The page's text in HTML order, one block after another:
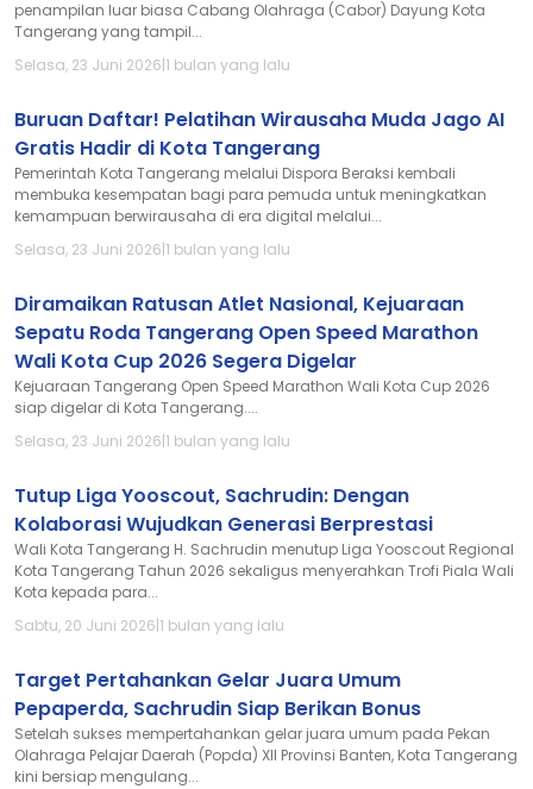
penampilan luar biasa Cabang Olahraga (Cabor) Dayung Kota
Tangerang yang tampil...
Selasa, 23 Juni 2026|1 bulan yang lalu
Buruan Daftar! Pelatihan Wirausaha Muda Jago AI
Gratis Hadir di Kota Tangerang
Pemerintah Kota Tangerang melalui Dispora Beraksi kembali
membuka kesempatan bagi para pemuda untuk meningkatkan
kemampuan berwirausaha di era digital melalui...
Selasa, 23 Juni 2026|1 bulan yang lalu
Diramaikan Ratusan Atlet Nasional, Kejuaraan
Sepatu Roda Tangerang Open Speed Marathon
Wali Kota Cup 2026 Segera Digelar
Kejuaraan Tangerang Open Speed Marathon Wali Kota Cup 2026
siap digelar di Kota Tangerang....
Selasa, 23 Juni 2026|1 bulan yang lalu
Tutup Liga Yooscout, Sachrudin: Dengan
Kolaborasi Wujudkan Generasi Berprestasi
Wali Kota Tangerang H. Sachrudin menutup Liga Yooscout Regional
Kota Tangerang Tahun 2026 sekaligus menyerahkan Trofi Piala Wali
Kota kepada para...
Sabtu, 20 Juni 2026|1 bulan yang lalu
Target Pertahankan Gelar Juara Umum
Pepaperda, Sachrudin Siap Berikan Bonus
Setelah sukses mempertahankan gelar juara umum pada Pekan
Olahraga Pelajar Daerah (Popda) XII Provinsi Banten, Kota Tangerang
kini bersiap mengulang...